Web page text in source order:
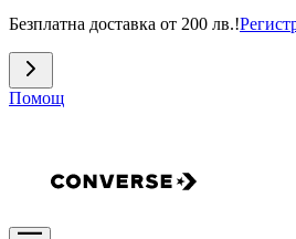
Безплатна доставка от 200 лв.!
Помощ